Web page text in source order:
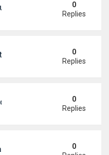
Mai ở Mỹ
0
Replies
về hôn nhân
0
Replies
tg ở VN
0
Replies
cụ bà 91 tuổi, phi tang xác
0